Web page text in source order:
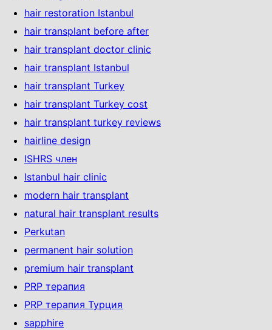
hair restoration Istanbul
hair transplant before after
hair transplant doctor clinic
hair transplant Istanbul
hair transplant Turkey
hair transplant Turkey cost
hair transplant turkey reviews
hairline design
ISHRS член
Istanbul hair clinic
modern hair transplant
natural hair transplant results
Perkutan
permanent hair solution
premium hair transplant
PRP терапия
PRP терапия Турция
sapphire